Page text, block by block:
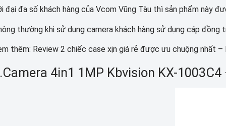
đại đa số khách hàng của Vcom Vũng Tàu thì sản phẩm này
thường khi sử dụng camera khách hàng sử dụng cáp đồng
thêm: Review 2 chiếc case xịn giá rẻ được ưu chuộng nhất –
4in1 1MP Kbvision KX-